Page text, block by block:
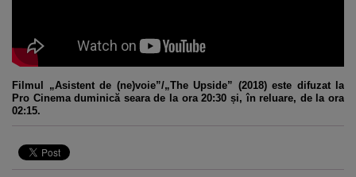
Filmul „Asistent de (ne)voie”/„The Upside” (2018) este difuzat la
Pro Cinema duminică seara de la ora 20:30 și, în reluare, de la ora
02:15.